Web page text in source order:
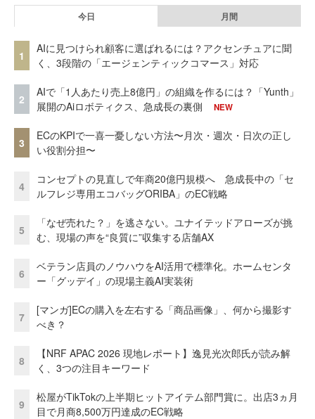
今日 月間
1
AIに見つけられ顧客に選ばれるには？アクセンチュアに聞
く、3段階の「エージェンティックコマース」対応
2
AIで「1人あたり売上8億円」の組織を作るには？「Yunth」
展開のAiロボティクス、急成長の裏側
NEW
3
ECのKPIで一喜一憂しない方法〜月次・週次・日次の正し
い役割分担〜
4
コンセプトの見直しで年商20億円規模へ 急成長中の「セ
ルフレジ専用エコバッグORIBA」のEC戦略
5
「なぜ売れた？」を逃さない。ユナイテッドアローズが挑
む、現場の声を“良質に”収集する店舗AX
6
ベテラン店員のノウハウをAI活用で標準化。ホームセンタ
ー「グッデイ」の現場主義AI実装術
7
[マンガ]ECの購入を左右する「商品画像」、何から撮影す
べき？
8
【NRF APAC 2026 現地レポート】逸見光次郎氏が読み解
く、3つの注目キーワード
9
松屋がTikTokの上半期ヒットアイテム部門賞に。出店3ヵ月
目で月商8,500万円達成のEC戦略